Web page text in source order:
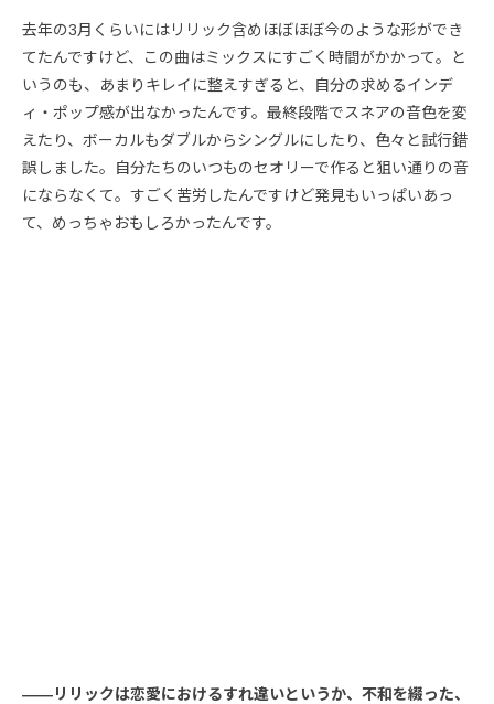
去年の3月くらいにはリリック含めほぼほぼ今のような形ができ
てたんですけど、この曲はミックスにすごく時間がかかって。と
いうのも、あまりキレイに整えすぎると、自分の求めるインデ
ィ・ポップ感が出なかったんです。最終段階でスネアの音色を変
えたり、ボーカルもダブルからシングルにしたり、色々と試行錯
誤しました。自分たちのいつものセオリーで作ると狙い通りの音
にならなくて。すごく苦労したんですけど発見もいっぱいあっ
て、めっちゃおもしろかったんです。
――リリックは恋愛におけるすれ違いというか、不和を綴った、